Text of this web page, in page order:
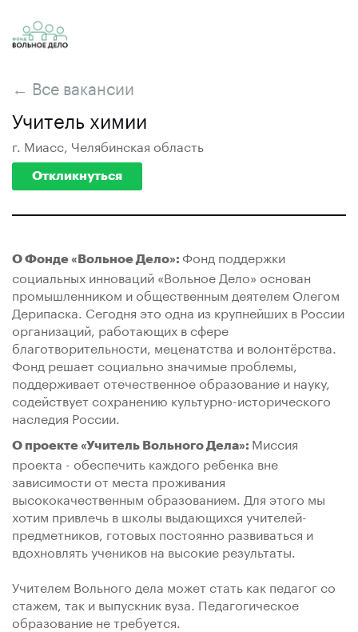
← Все вакансии
Учитель химии
г. Миасс, Челябинская область
Откликнуться
О Фонде «Вольное Дело»: Фонд поддержки
социальных инноваций «Вольное Дело» основан
промышленником и общественным деятелем Олегом
Дерипаска. Сегодня это одна из крупнейших в России
организаций, работающих в сфере
благотворительности, меценатства и волонтёрства.
Фонд решает социально значимые проблемы,
поддерживает отечественное образование и науку,
содействует сохранению культурно-исторического
наследия России.
О проекте «Учитель Вольного Дела»: Миссия
проекта - обеспечить каждого ребенка вне
зависимости от места проживания
высококачественным образованием. Для этого мы
хотим привлечь в школы выдающихся учителей-
предметников, готовых постоянно развиваться и
вдохновлять учеников на высокие результаты.
Учителем Вольного дела может стать как педагог со
стажем, так и выпускник вуза. Педагогическое
образование не требуется.